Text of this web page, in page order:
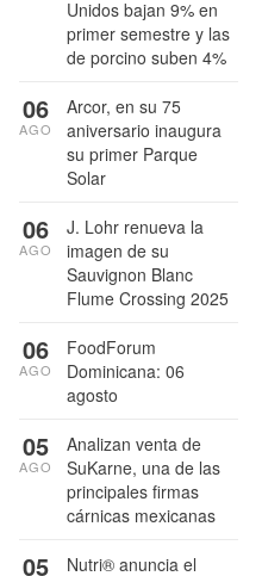
Unidos bajan 9% en
primer semestre y las
de porcino suben 4%
Arcor, en su 75
aniversario inaugura
su primer Parque
Solar
06
AGO
J. Lohr renueva la
imagen de su
Sauvignon Blanc
Flume Crossing 2025
06
AGO
FoodForum
Dominicana: 06
agosto
06
AGO
Analizan venta de
SuKarne, una de las
principales firmas
cárnicas mexicanas
05
AGO
Nutri® anuncia el
05